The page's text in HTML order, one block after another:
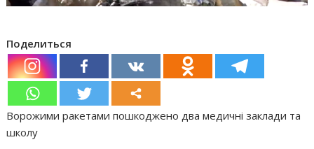
Поделиться
Ворожими ракетами пошкоджено два медичні заклади та
школу